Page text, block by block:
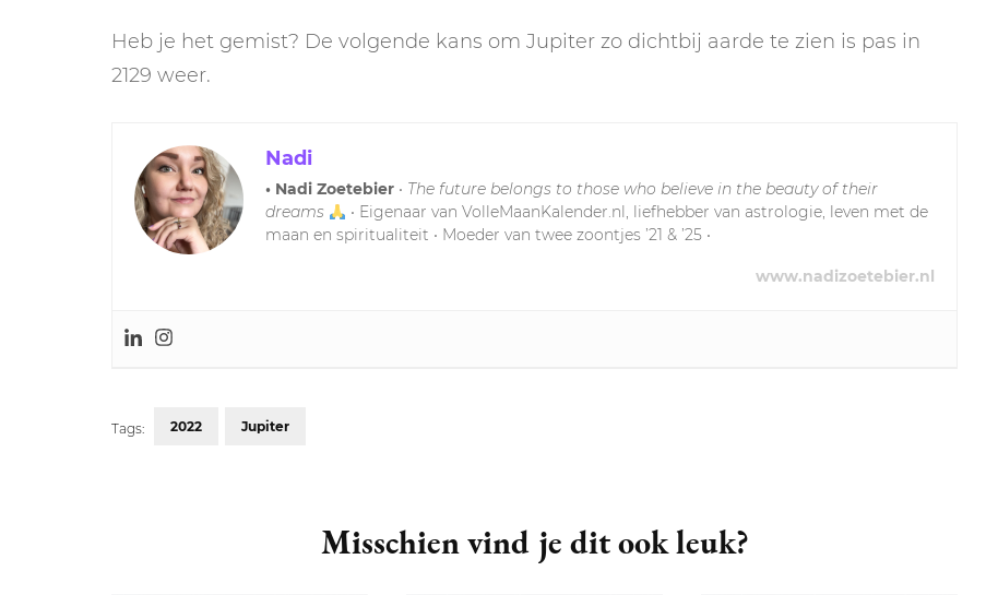
Heb je het gemist? De volgende kans om Jupiter zo dichtbij aarde te zien is pas in
2129 weer.
Nadi
• Nadi Zoetebier • The future belongs to those who believe in the beauty of their
dreams
• Eigenaar van VolleMaanKalender.nl, liefhebber van astrologie, leven met de
maan en spiritualiteit • Moeder van twee zoontjes ’21 & ’25 •
www.nadizoetebier.nl
Tags: 2022 Jupiter
Misschien vind je dit ook leuk?